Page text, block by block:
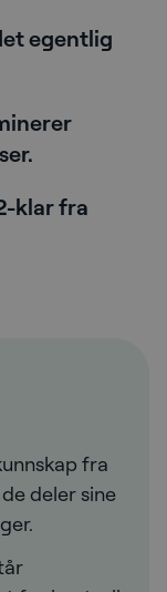
egentlig
klar fra
fra
deler sine